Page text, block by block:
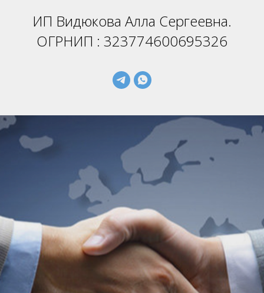
ИП Видюкова Алла Сергеевна.
ОГРНИП : 323774600695326